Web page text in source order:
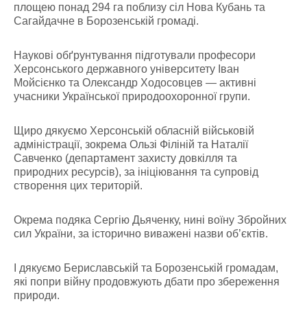
площею понад 294 га поблизу сіл Нова Кубань та
Сагайдачне в Борозенській громаді.
Наукові обґрунтування підготували професори
Херсонського державного університету Іван
Мойсієнко та Олександр Ходосовцев — активні
учасники Української природоохоронної групи.
Щиро дякуємо Херсонській обласній військовій
адміністрації, зокрема Ользі Філіній та Наталії
Савченко (департамент захисту довкілля та
природних ресурсів), за ініціювання та супровід
створення цих територій.
Окрема подяка Сергію Дьяченку, нині воїну Збройних
сил України, за історично виважені назви об’єктів.
І дякуємо Бериславській та Борозенській громадам,
які попри війну продовжують дбати про збереження
природи.